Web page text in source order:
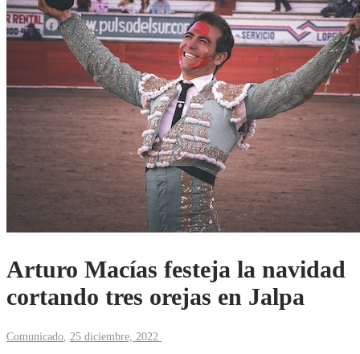
Arturo Macías festeja la navidad
cortando tres orejas en Jalpa
Comunicado, 25 diciembre, 2022